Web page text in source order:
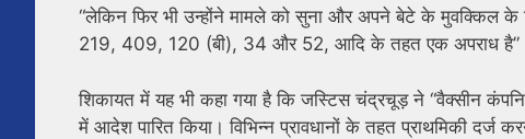
“लेकिन फिर भी उन्होंने मामले को सुना और अपने बेटे के मुवक्किल के
219, 409, 120 (बी), 34 और 52, आदि के तहत एक अपराध
शिकायत में यह भी कहा गया है कि जस्टिस चंद्रचूड़ ने “वैक्सीन
में आदेश पारित किया। विभिन्न प्रावधानों के तहत प्राथमिकी दर्ज